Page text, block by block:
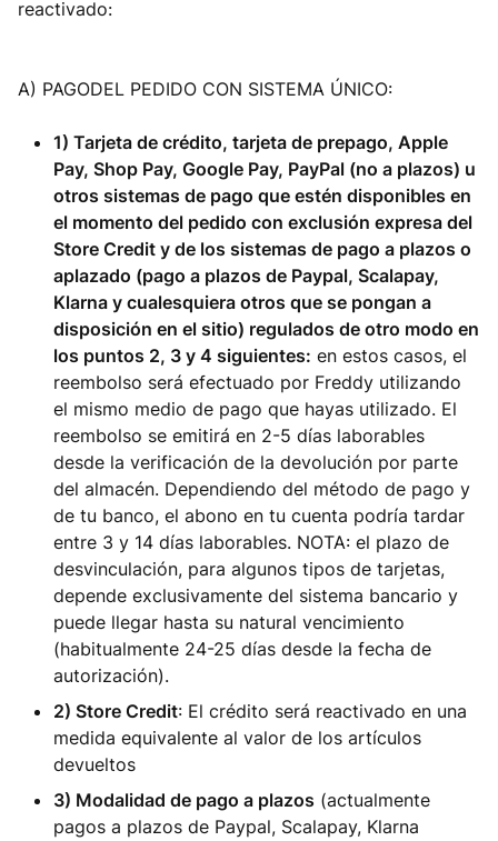
reactivado:
A) PAGODEL PEDIDO CON SISTEMA ÚNICO:
1) Tarjeta de crédito, tarjeta de prepago, Apple
Pay, Shop Pay, Google Pay, PayPal (no a plazos) u
otros sistemas de pago que estén disponibles en
el momento del pedido con exclusión expresa del
Store Credit y de los sistemas de pago a plazos o
aplazado (pago a plazos de Paypal, Scalapay,
Klarna y cualesquiera otros que se pongan a
disposición en el sitio) regulados de otro modo en
los puntos 2, 3 y 4 siguientes: en estos casos, el
reembolso será efectuado por Freddy utilizando
el mismo medio de pago que hayas utilizado. El
reembolso se emitirá en 2-5 días laborables
desde la verificación de la devolución por parte
del almacén. Dependiendo del método de pago y
de tu banco, el abono en tu cuenta podría tardar
entre 3 y 14 días laborables. NOTA: el plazo de
desvinculación, para algunos tipos de tarjetas,
depende exclusivamente del sistema bancario y
puede llegar hasta su natural vencimiento
(habitualmente 24-25 días desde la fecha de
autorización).
2) Store Credit: El crédito será reactivado en una
medida equivalente al valor de los artículos
devueltos
3) Modalidad de pago a plazos (actualmente
pagos a plazos de Paypal, Scalapay, Klarna